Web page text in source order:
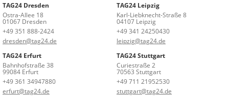
TAG24 Dresden
Ostra-Allee 18
01067 Dresden
+49 351 888-2424
dresden@tag24.de
TAG24 Leipzig
Karl-Liebknecht-Straße 8
04107 Leipzig
+49 341 24250430
leipzig@tag24.de
TAG24 Erfurt
Bahnhofstraße 38
99084 Erfurt
+49 361 34947880
erfurt@tag24.de
TAG24 Stuttgart
Curiestraße 2
70563 Stuttgart
+49 711 21952530
stuttgart@tag24.de